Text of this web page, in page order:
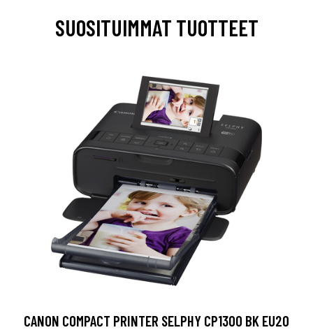
SUOSITUIMMAT TUOTTEET
CANON COMPACT PRINTER SELPHY CP1300 BK EU20